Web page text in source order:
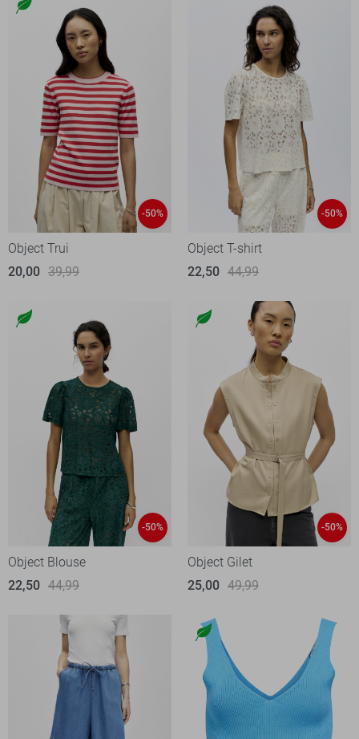
-50%
Object Trui
20,00 39,99
-50%
Object T-shirt
22,50 44,99
-50%
Object Blouse
22,50 44,99
-50%
Object Gilet
25,00 49,99